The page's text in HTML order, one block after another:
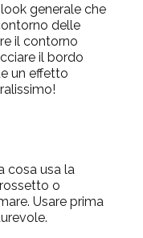
generale che
delle
il contorno
il bordo
un effetto
cosa usa la
o
Usare prima